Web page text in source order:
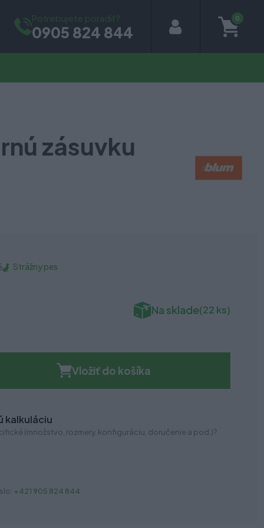
Potrebujete poradiť?
0905 824 844
0
zásuvku
Strážny pes
Na sklade(22 ks)
Vložiť do košíka
kalkuláciu
(množstvo, rozmery, konfiguráciu, doručenie a pod.)?
+421 905 824 844